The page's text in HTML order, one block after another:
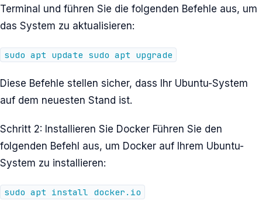
Terminal und führen Sie die folgenden Befehle aus, um
das System zu aktualisieren:
sudo apt update sudo apt upgrade
Diese Befehle stellen sicher, dass Ihr Ubuntu-System
auf dem neuesten Stand ist.
Schritt 2: Installieren Sie Docker Führen Sie den
folgenden Befehl aus, um Docker auf Ihrem Ubuntu-
System zu installieren:
sudo apt install docker.io